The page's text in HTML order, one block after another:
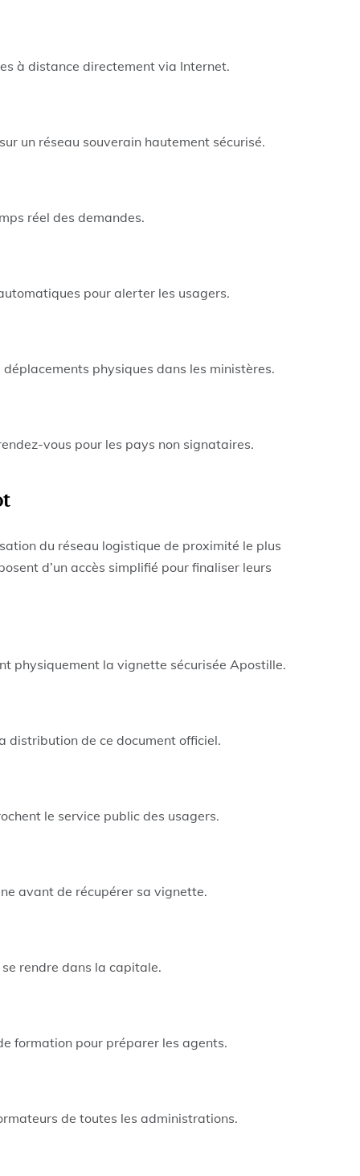
à distance directement via Internet.
un réseau souverain hautement sécurisé.
réel des demandes.
pour alerter les usagers.
physiques dans les ministères.
vous pour les pays non signataires.
du réseau logistique de proximité le plus
d’un accès simplifié pour finaliser leurs
physiquement la vignette sécurisée Apostille.
distribution de ce document officiel.
le service public des usagers.
avant de récupérer sa vignette.
rendre dans la capitale.
formation pour préparer les agents.
de toutes les administrations.